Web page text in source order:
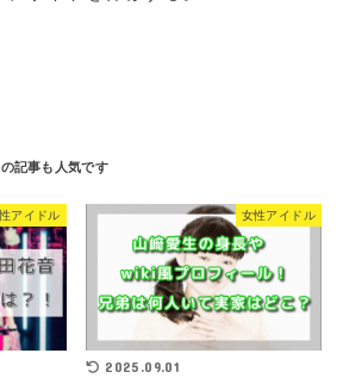
アイドル 女性アイドル
2025.09.01